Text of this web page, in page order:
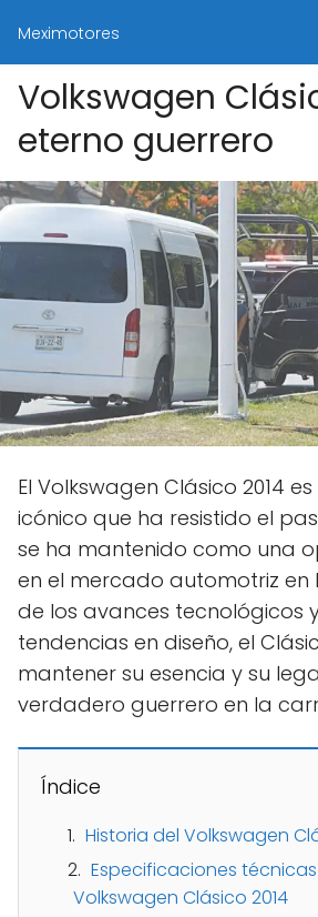
Meximotores
Volkswagen
eterno guerrero
El Volkswagen Clásico 2014
icónico que ha resistido el
se ha mantenido como una
en el mercado automotriz en
de los avances tecnológicos
tendencias en diseño, el
mantener su esencia y su
verdadero guerrero en la
Índice
Historia del Volkswagen
Especificaciones
Volkswagen Clásico 2014